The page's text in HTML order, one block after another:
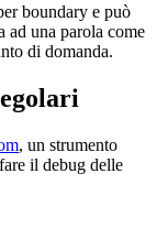
boundary e può
ad una parola come
di domanda.
, un strumento
il debug delle